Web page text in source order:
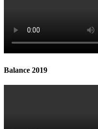
Balance 2019